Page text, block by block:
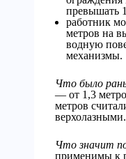
превышать
работник
метров на
водную
механизмы.
Что было
— от 1,3
метров
верхолазными.
Что значит
применимы к